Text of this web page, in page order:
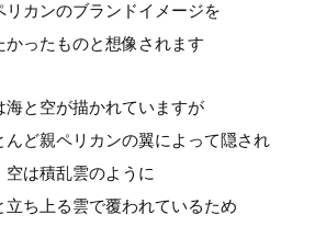
リカンのブランドイメージを
かったものと想像されます
海と空が描かれていますが
んど親ペリカンの翼によって隠され
空は積乱雲のように
立ち上る雲で覆われているため